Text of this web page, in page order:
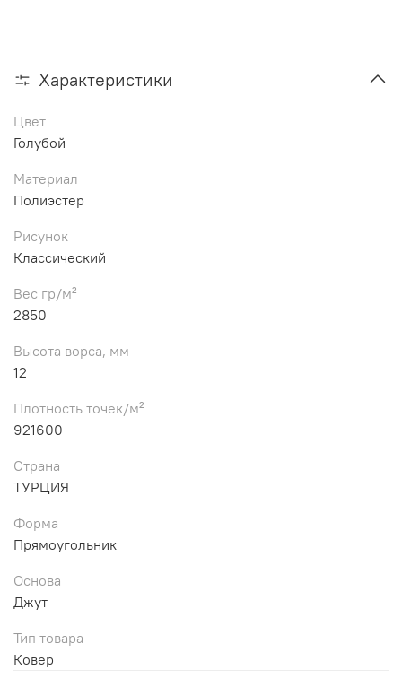
Характеристики
Цвет
Голубой
Материал
Полиэстер
Рисунок
Классический
Вес гр/м²
2850
Высота ворса, мм
12
Плотность точек/м²
921600
Страна
ТУРЦИЯ
Форма
Прямоугольник
Основа
Джут
Тип товара
Ковер